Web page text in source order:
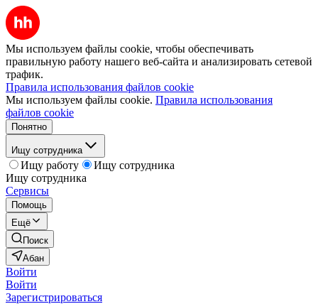
Мы используем файлы cookie, чтобы обеспечивать
правильную работу нашего веб-сайта и анализировать сетевой
трафик.
Правила использования файлов cookie
Мы используем файлы cookie. Правила использования
файлов cookie
Понятно
Ищу сотрудника
Ищу работу
Ищу сотрудника
Ищу сотрудника
Сервисы
Помощь
Ещё
Поиск
Абан
Войти
Войти
Зарегистрироваться